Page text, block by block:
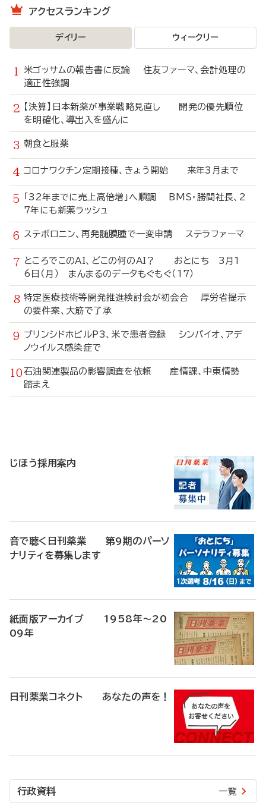
アクセスランキング
デイリー ウィークリー
米ゴッサムの報告書に反論 住友ファーマ、会計処理の
適正性強調
【決算】日本新薬が事業戦略見直し 開発の優先順位
を明確化、導出入を盛んに
朝食と服薬
コロナワクチン定期接種、きょう開始 来年3月まで
「32年までに売上高倍増」へ順調 BMS・勝間社長、2
7年にも新薬ラッシュ
ステボロニン、再発髄膜腫で一変申請 ステラファーマ
ところでこのAI、どこの何のAI？ おとにち 3月1
6日（月） まんまるのデータもぐもぐ（17）
特定医療技術等開発推進検討会が初会合 厚労省提示
の要件案、大筋で了承
ブリンシドホビルP3、米で患者登録 シンバイオ、アデ
ノウイルス感染症で
石油関連製品の影響調査を依頼 産情課、中東情勢
踏まえ
じほう採用案内
音で聴く日刊薬業 第9期のパーソ
ナリティを募集します
紙面版アーカイブ 1958年～20
09年
日刊薬業コネクト あなたの声を！
行政資料 一覧